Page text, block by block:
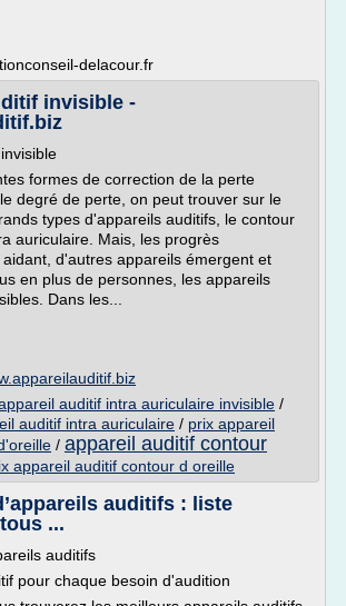
delacour.fr
invisible -
formes de correction de la perte
degré de perte, on peut trouver sur le
types d'appareils auditifs, le contour
auriculaire. Mais, les progrès
d'autres appareils émergent et
en plus de personnes, les appareils
Dans les...
auditif intra auriculaire invisible /
auditif intra auriculaire / prix appareil
/ appareil auditif contour
appareil auditif contour d oreille
auditifs : liste
...
auditifs
pour chaque besoin d'audition